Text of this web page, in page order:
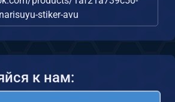
narisuyu-stiker-avu
к нам: